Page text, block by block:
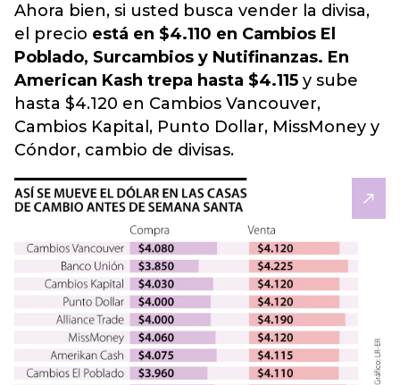
Ahora bien, si usted busca vender la divisa,
el precio está en $4.110 en Cambios El
Poblado, Surcambios y Nutifinanzas. En
American Kash trepa hasta $4.115 y sube
hasta $4.120 en Cambios Vancouver,
Cambios Kapital, Punto Dollar, MissMoney y
Cóndor, cambio de divisas.